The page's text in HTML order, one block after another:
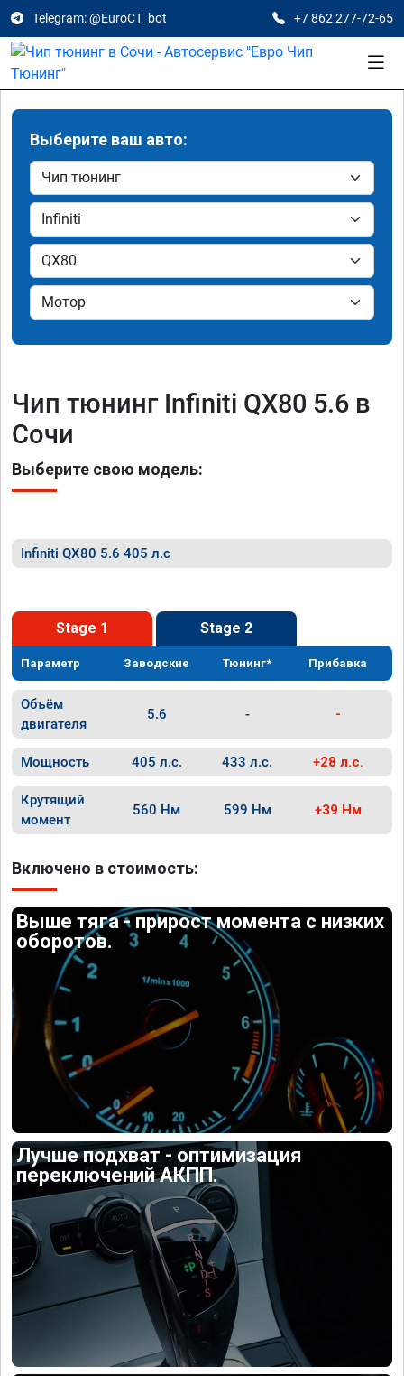
Telegram: @EuroCT_bot +7 862 277-72-65
Выберите ваш авто:
Чип тюнинг Infiniti QX80 5.6 в
Сочи
Выберите свою модель:
Infiniti QX80 5.6 405 л.с
Stage 1 Stage 2
Параметр Заводские Тюнинг* Прибавка
Объём
двигателя
5.6 - -
Мощность 405 л.с. 433 л.с. +28 л.с.
Крутящий
момент
560 Нм 599 Нм +39 Нм
Включено в стоимость:
Выше тяга - прирост момента с низких
оборотов.
Лучше подхват - оптимизация
переключений АКПП.